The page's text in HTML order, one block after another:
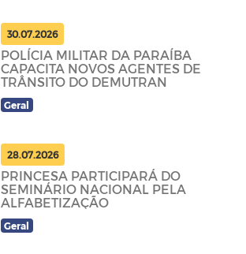
30.07.2026
POLÍCIA MILITAR DA PARAÍBA
CAPACITA NOVOS AGENTES DE
TRÂNSITO DO DEMUTRAN
Geral
28.07.2026
PRINCESA PARTICIPARÁ DO
SEMINÁRIO NACIONAL PELA
ALFABETIZAÇÃO
Geral